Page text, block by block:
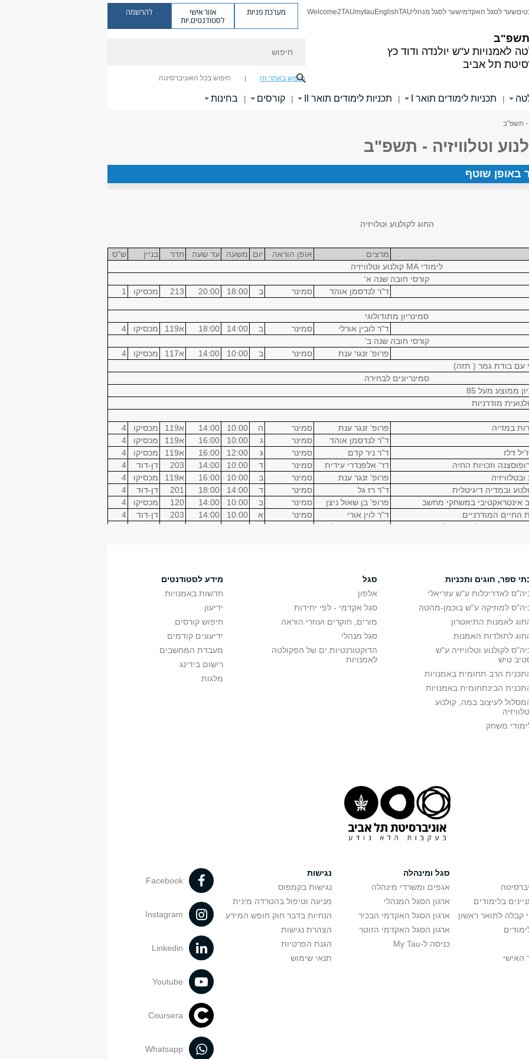
תשפ"ב
לאמנויות ע"ש יולנדה ודוד כץ
תל אביב
שער לסגל האקדמישער לסגל מנהליTAU
English
mytau
Welcome2TAU מערכת פניות אזור אישי
לסטודנטים.יות
להרשמה
חיפוש באתר זה חיפוש בכל האוניברסיטה
| תכניות לימודים תואר I | תכניות לימודים תואר II | קורסים | בחינות
- תשפ"ב
וטלוויזיה - תשפ"ב
באופן שוטף
החוג לקולנוע וטלויזיה
מרצים אופן הוראה יום משעה עד שעה חדר בניין
ש"ס
לימודי MA קולנוע וטלוויזיה
קורסי חובה שנה א'
ד"ר לנדסמן אוהד סמינר ב 18:00
20:00
213 מכסיקו
1
סמינריון מתודולוגי
ד"ר לובין אורלי סמינר ב 14:00
18:00 א119 מכסיקו
4
קורסי חובה שנה ב'
פרופ' זנגר ענת סמינר ב 10:00
14:00 א117 מכסיקו
4
עם בודת גמר ( תזה)
סמינריונים לבחירה
ממוצע מעל 85
מודרניות
במדיה פרופ' זנגר ענת סמינר ה 10:00
14:00 א119 מכסיקו
4
ד"ר לנדסמן אוהד סמינר ג 10:00
16:00 א119 מכסיקו
4
דלז ד"ר ניר קדם סמינר ג 12:00
16:00 א119 מכסיקו
4
וזכויות החיה דר' אלפנדרי עידית סמינר ד 10:00
14:00
203 דן-דוד
4
פרופ' זנגר ענת סמינר ב 10:00
16:00 א119 מכסיקו
4
ובמדיה דיגיטלית ד"ר רז גל סמינר ד 14:00
18:00
201 דן-דוד
4
אינטראקטיבי במשחקי מחשב פרופ' בן שאול ניצן סמינר ב 10:00
14:00
120 מכסיקו
4
החיים המודרניים ד"ר לוין אורי סמינר א 10:00
14:00
203 דן-דוד
4
דימויים והפוליטיקה של הייצוג פרופ' אבישר אילן
בין תיאוריה ומעשה ד"ר חיוטין דן 18:00 א206
ספר, חוגים ותכניות
לאדריכלות ע"ש עזריאלי
למוזיקה ע"ש בוכמן-מהטה
לאמנות התיאטרון
לתולדות האמנות
לקולנוע וטלוויזיה ע"ש
טיש
הרב תחומית באמנויות
הבינתחומית באמנויות
לעיצוב במה, קולנוע
משחק
סגל
אלפון
סגל אקדמי - לפי יחידות
מורים, חוקרים ועוזרי הוראה
סגל מנהלי
הדוקטורנטיות.ים של הפקולטה
לאמנויות
מידע לסטודנטים
חדשות באמנויות
ידיעון
חיפוש קורסים
ידיעונים קודמים
מעבדת המחשבים
רישום בידינג
מלגות
בלימודים
קבלה לתואר ראשון
האישי
סגל ומינהלה
אגפים ומשרדי מינהלה
ארגון הסגל המנהלי
ארגון הסגל האקדמי הבכיר
ארגון הסגל האקדמי הזוטר
כניסה ל-My Tau
נגישות
נגישות בקמפוס
מניעה וטיפול בהטרדה מינית
הנחיות בדבר חוק חופש המידע
הצהרת נגישות
הגנת הפרטיות
תנאי שימוש
Facebook
Instagram
Linkedin
Youtube
Coursera
Whatsapp